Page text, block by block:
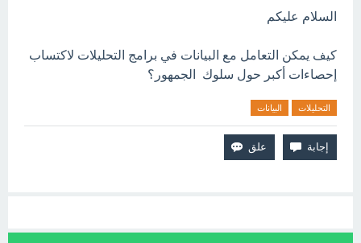
السلام عليكم
كيف يمكن التعامل مع البيانات في برامج التحليلات لاكتساب
إحصاءات أكبر حول سلوك الجمهور؟
التحليلات البيانات